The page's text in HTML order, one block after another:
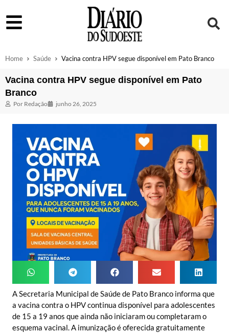
Home Saúde Vacina contra HPV segue disponível em Pato Branco
Vacina contra HPV segue disponível em Pato
Branco
Por Redação junho 26, 2025
A Secretaria Municipal de Saúde de Pato Branco informa que
a vacina contra o HPV continua disponível para adolescentes
de 15 a 19 anos que ainda não iniciaram ou completaram o
esquema vacinal. A imunização é oferecida gratuitamente